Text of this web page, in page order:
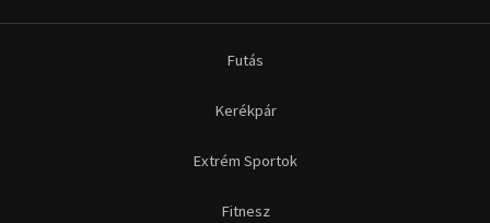
Futás
Kerékpár
Extrém Sportok
Fitnesz